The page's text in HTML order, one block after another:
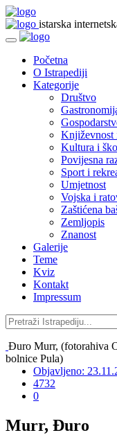
istarska
Početna
O Istrapediji
Kategorije
Društvo
Književnost
Kultura i
Povijesna
Sport i
Umjetnost
Vojska i
Zaštićena
Zemljopis
Znanost
Galerije
Teme
Kviz
Kontakt
Impressum
Đuro Murr, (fotorahiva
bolnice Pula)
Objavljeno:
4732
0
Murr, Đuro